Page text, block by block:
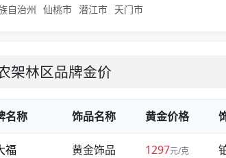
自治州 仙桃市 潜江市 天门市
架林区品牌金价
名称 饰品名称 黄金价格
福 黄金饰品 1297元/克